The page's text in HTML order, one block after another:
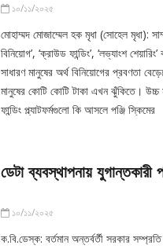
১০/১১/২০২৫
মোহাম্মদ মোজাম্মেল হক মৃধা (সোহেল মৃধা):
বিনিয়োগ’, ‘ক্রাউড ফান্ডিং’, ‘লভ্যাংশ
সাধারণ মানুষের অর্থ বিনিয়োগের প্রবণতা
মানুষের কোটি কোটি টাকা এখন ঝুঁকিতে।
ফান্ডিং প্ল্যাটফর্মগুলো কি আসলে পঞ্জি স্কিমের
ডেটা ব্যবস্থাপনায়
১০/১১/২০২৫
ক.বি.ডেস্ক: বর্তমান অন্তর্বর্তী সরকার